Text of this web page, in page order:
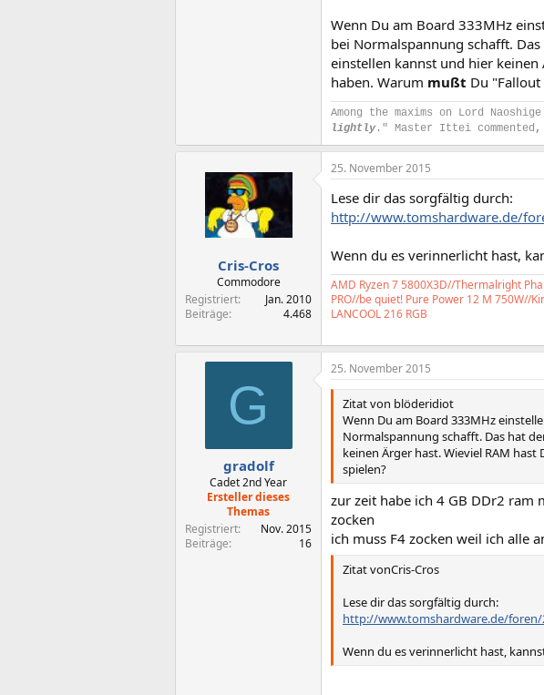
Wenn Du am Board 333MHz
bei Normalspannung schafft.
einstellen kannst und hier
haben. Warum mußt Du "Fallout
Among the maxims on Lord
lightly ." Master Ittei commented ,
Cris-Cros
Commodore
Registriert
Jan. 2010
Beiträge
4.468
25. November 2015
Lese dir das sorgfältig durch:
http://www.tomshardware.de/
Wenn du es verinnerlicht hast,
AMD Ryzen 7 5800X3D//Thermalright
PRO//be quiet! Pure Power 12 M 750W//
LANCOOL 216 RGB
G
gradolf
Cadet 2nd Year
Ersteller dieses
Themas
Registriert
Nov. 2015
Beiträge
16
25. November 2015
Zitat von blöderidiot
Wenn Du am Board 333MHz
Normalspannung schafft. Das hat
keinen Ärger hast. Wieviel RAM
spielen?
zur zeit habe ich 4 GB DDr2
zocken
ich muss F4 zocken weil ich alle
Zitat vonCris-Cros
Lese dir das sorgfältig durch:
http://www.tomshardware.de/
Wenn du es verinnerlicht hast,